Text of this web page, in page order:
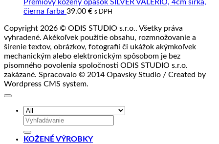
Prémiový kožený opasok SILVER VALERIO, 4cm šírka,
čierna farba 39.00 € s DPH
Copyright 2026 © ODIS STUDIO s.r.o.. Všetky práva
vyhradené. Akékoľvek použitie obsahu, rozmnožovanie a
šírenie textov, obrázkov, fotografií či ukážok akýmkoľvek
mechanickým alebo elektronickým spôsobom je bez
písomného povolenia spoločnosti ODIS STUDIO s.r.o.
zakázané. Spracovalo © 2014 Opavsky Studio / Created by
Wordpress CMS system.
Hľadať:
KOŽENÉ VÝROBKY